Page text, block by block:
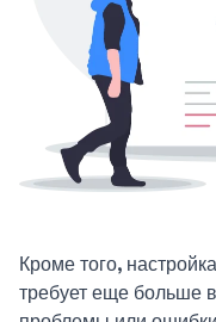
Кроме того,
требует еще больше